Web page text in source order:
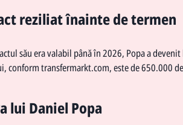
reziliat înainte de termen
său era valabil până în 2026, Popa a
conform transfermarkt.com, este de 650.000
lui Daniel Popa